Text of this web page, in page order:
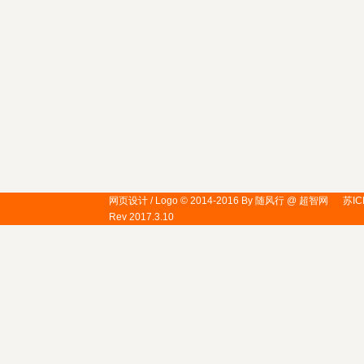
网页设计 / Logo © 2014-2016 By 随风行 @ 超智网
苏
Rev 2017.3.10